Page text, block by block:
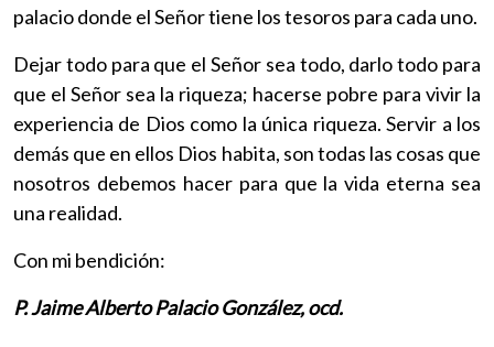
palacio donde el Señor tiene los tesoros para cada uno.
Dejar todo para que el Señor sea todo, darlo todo para
que el Señor sea la riqueza; hacerse pobre para vivir la
experiencia de Dios como la única riqueza. Servir a los
demás que en ellos Dios habita, son todas las cosas que
nosotros debemos hacer para que la vida eterna sea
una realidad.
Con mi bendición:
P. Jaime Alberto Palacio González, ocd.